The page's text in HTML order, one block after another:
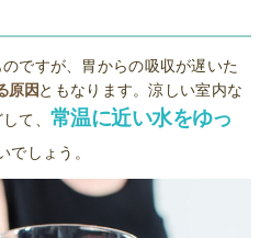
ですが、胃からの吸収が遅いた
原因ともなります。涼しい室内な
て、 常温に近い水をゆっ
でしょう。